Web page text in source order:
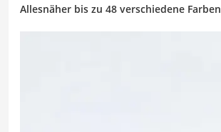
Allesnäher bis zu 48 verschiedene Farben